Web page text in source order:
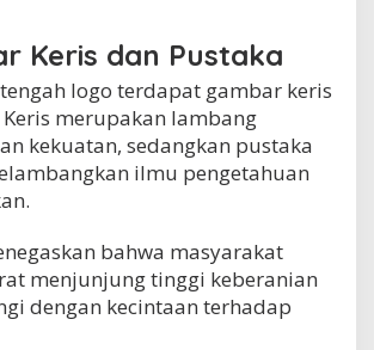
Keris dan Pustaka
logo terdapat gambar keris
merupakan lambang
kekuatan, sedangkan pustaka
ilmu pengetahuan
bahwa masyarakat
menjunjung tinggi keberanian
dengan kecintaan terhadap